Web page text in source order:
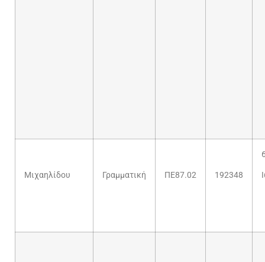
Μιχαηλίδου Γραμματική ΠΕ87.02 192348